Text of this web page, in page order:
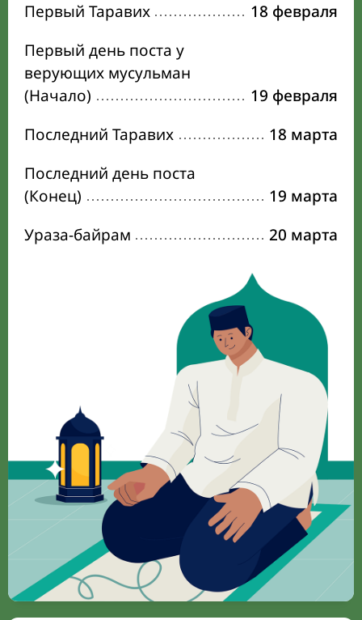
Первый Таравих
18 февраля
Первый день поста у
верующих мусульман
(Начало)
19 февраля
Последний Таравих
18 марта
Последний день поста
(Конец)
19 марта
Ураза-байрам
20 марта